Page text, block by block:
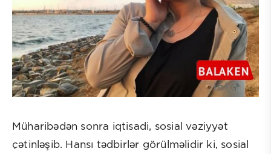
Müharibədən sonra iqtisadi, sosial vəziyyət
çətinləşib. Hansı tədbirlər görülməlidir ki, sosial